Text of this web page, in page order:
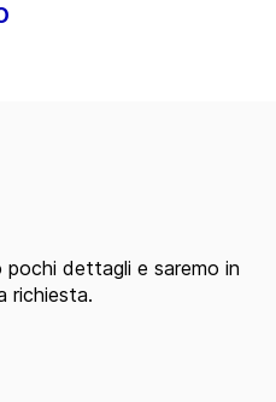
pochi dettagli e saremo in
richiesta.